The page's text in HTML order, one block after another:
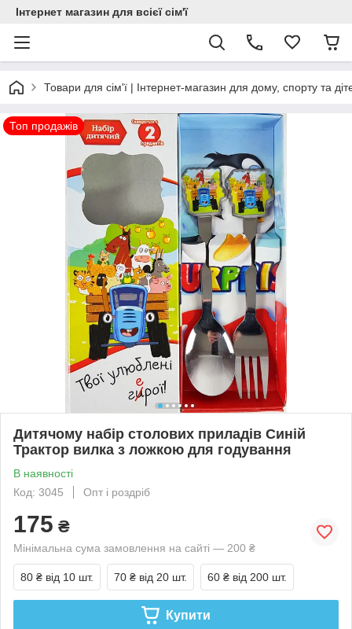
Інтернет магазин для всієї сім'ї
Товари для сім'ї | Інтернет-магазин для дому, спорту та
Топ продажів
Дитячому набір столових приладів Синій
Трактор вилка з ложкою для годування
В наявності
Код: 3045
Опт і роздріб
175 ₴
Мінімальна сума замовлення на сайті — 200 ₴
80 ₴ від 10 шт. 70 ₴ від 20 шт. 60 ₴ від 200 шт.
Купити